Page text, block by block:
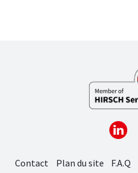
Contact Plan du site F.A.Q